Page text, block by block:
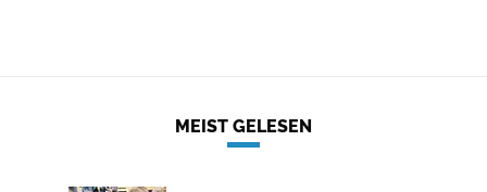
MEIST GELESEN